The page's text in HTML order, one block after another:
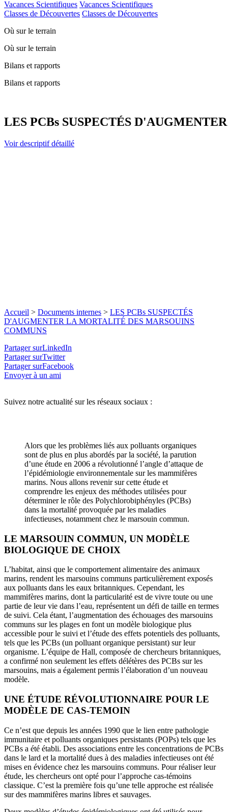
Vacances Scientifiques Vacances Scientifiques
Classes de Découvertes Classes de Découvertes
Où sur le terrain
Où sur le terrain
Bilans et rapports
Bilans et rapports
LES PCBs SUSPECTÉS
Voir descriptif détaillé
Accueil > Documents internes > LES PCBs SUSPECTÉS
D'AUGMENTER LA MORTALITÉ DES MARSOUINS
COMMUNS
Partager surLinkedIn
Partager surTwitter
Partager surFacebook
Envoyer à un ami
Suivez notre actualité sur les réseaux sociaux :
Alors que les problèmes liés aux polluants organiques
sont de plus en plus abordés par la société, la parution
d’une étude en 2006 a révolutionné l’angle d’attaque de
l’épidémiologie environnementale sur les mammifères
marins. Nous allons revenir sur cette étude et
comprendre les enjeux des méthodes utilisées pour
déterminer le rôle des Polychlorobiphényles (PCBs)
dans la mortalité provoquée par les maladies
infectieuses, notamment chez le marsouin commun.
LE MARSOUIN COMMUN, UN MODÈLE
BIOLOGIQUE DE CHOIX
L’habitat, ainsi que le comportement alimentaire des animaux
marins, rendent les marsouins communs particulièrement exposés
aux polluants dans les eaux britanniques. Cependant, les
mammifères marins, dont la particularité est de vivre toute ou une
partie de leur vie dans l’eau, représentent un défi de taille en termes
de suivi. Cela étant, l’augmentation des échouages des marsouins
communs sur les plages en font un modèle biologique plus
accessible pour le suivi et l’étude des effets potentiels des polluants,
tels que les PCBs (un polluant organique persistant) sur leur
organisme. L’équipe de Hall, composée de chercheurs britanniques,
a confirmé non seulement les effets délétères des PCBs sur les
marsouins, mais a également permis l’élaboration d’un nouveau
modèle.
UNE ÉTUDE RÉVOLUTIONNAIRE POUR LE
MODÈLE DE CAS-TEMOIN
Ce n’est que depuis les années 1990 que le lien entre pathologie
immunitaire et polluants organiques persistants (POPs) tels que les
PCBs a été établi. Des associations entre les concentrations de PCBs
dans le lard et la mortalité dues à des maladies infectieuses ont été
mises en évidence chez les marsouins communs. Pour réaliser leur
étude, les chercheurs ont opté pour l’approche cas-témoins
classique. C’est la première fois qu’une telle approche est réalisée
sur des mammifères marins libres et sauvages.